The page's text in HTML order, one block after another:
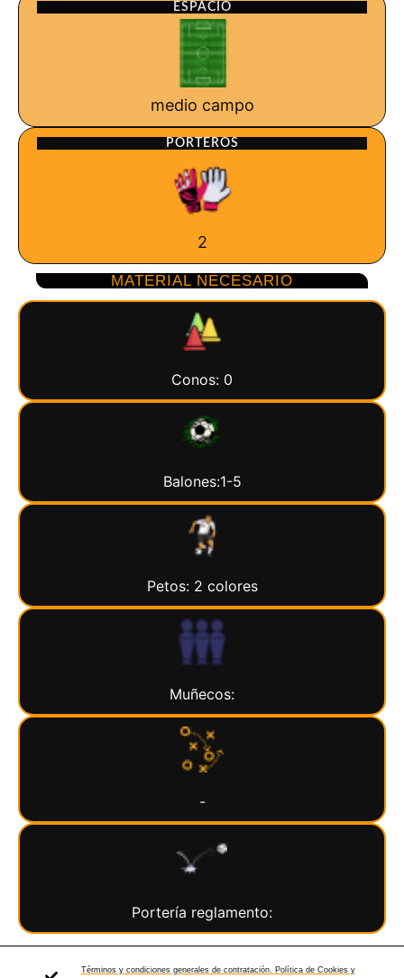
ESPACIO
medio campo
PORTEROS
2
MATERIAL NECESARIO
Conos: 0
Balones:1-5
Petos: 2 colores
Muñecos:
-
Portería reglamento:
Términos y condiciones generales de contratación. Política de Cookies y